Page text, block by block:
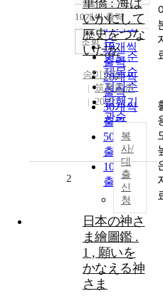
순
인기도
순
연도순
제목순
저자순
발행기
관순
내림차순
10개씩 출력
10개씩
출력
20개씩
출력
30개씩
출력
50개씩
출력
100개씩
출력
조회
華僑 : 海は
いかにして
歷史をつな
いだか
송미항일
筑摩書房
2025
복
사/
대
출
신
청
2
日本の神さ
ま繪圖鑑 .
1 , 願いを
かなえる神
さま